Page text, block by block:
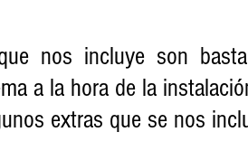
nos incluye son
a la hora de la
extras que se nos